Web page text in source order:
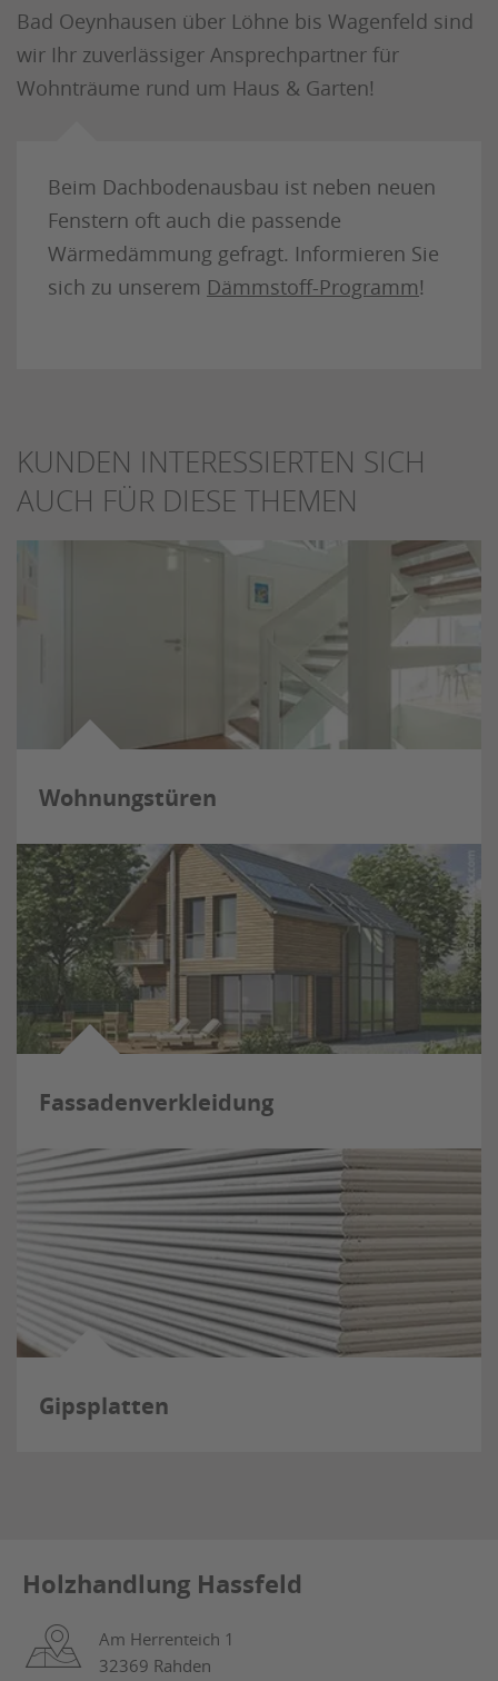
Bad Oeynhausen über Löhne bis Wagenfeld sind
wir Ihr zuverlässiger Ansprechpartner für
Wohnträume rund um Haus & Garten!
Beim Dachbodenausbau ist neben neuen
Fenstern oft auch die passende
Wärmedämmung gefragt. Informieren Sie
sich zu unserem Dämmstoff-Programm!
KUNDEN INTERESSIERTEN SICH
AUCH FÜR DIESE THEMEN
Wohnungstüren
Fassadenverkleidung
Gipsplatten
Holzhandlung Hassfeld
Am Herrenteich 1
32369 Rahden